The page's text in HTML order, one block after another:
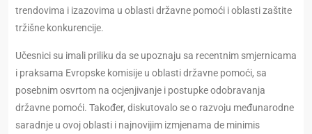
trendovima i izazovima u oblasti državne pomoći i oblasti zaštite
tržišne konkurencije.
Učesnici su imali priliku da se upoznaju sa recentnim smjernicama
i praksama Evropske komisije u oblasti državne pomoći, sa
posebnim osvrtom na ocjenjivanje i postupke odobravanja
državne pomoći. Također, diskutovalo se o razvoju međunarodne
saradnje u ovoj oblasti i najnovijim izmjenama de minimis